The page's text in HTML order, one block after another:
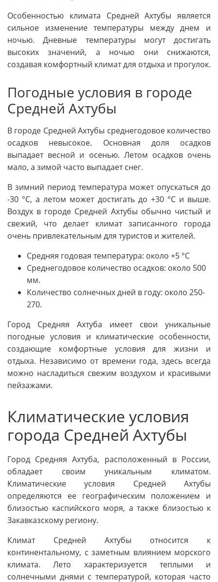
Особенностью климата Средней Ахтубы является
сильное изменение температуры между днем и
ночью. Дневные температуры могут достигать
высоких значений, а ночью они снижаются,
создавая комфортный климат для отдыха и прогулок.
Погодные условия в городе
Средней Ахтубы
В городе Средней Ахтубы среднегодовое количество
осадков невысокое. Основная доля осадков
выпадает весной и осенью. Летом осадков очень
мало, а зимой часто выпадает снег.
В зимний период температура может опускаться до
-30 °C, а летом может достигать до +30 °C и выше.
Воздух в городе Средней Ахтубы обычно чистый и
свежий, что делает климат записанного города
очень привлекательным для туристов и жителей.
Средняя годовая температура: около +5 °C
Среднегодовое количество осадков: около 500
мм.
Количество солнечных дней в году: около 250-
270.
Город Средняя Ахтуба имеет свои уникальные
погодные условия и климатические особенности,
создающие комфортные условия для жизни и
отдыха. Независимо от времени года, здесь всегда
можно насладиться свежим воздухом и красивыми
пейзажами.
Климатические условия
города Средней Ахтубы
Город Средняя Ахтуба, расположенный в России,
обладает своим уникальным климатом.
Климатические условия Средней Ахтубы
определяются ее географическим положением и
близостью каспийского моря, а также близостью к
Закавказскому региону.
Климат Средней Ахтубы относится к
континентальному, с заметным влиянием морского
климата. Лето характеризуется теплыми и
солнечными днями с температурой, которая часто